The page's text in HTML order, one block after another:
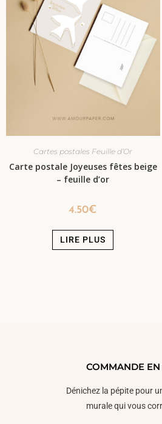
Cartes postales Feuille d’Or
Carte postale Joyeuses fêtes beige
– feuille d’or
4.50€
LIRE PLUS
COMMANDE EN
Dénichez la pépite pour
murale qui vous